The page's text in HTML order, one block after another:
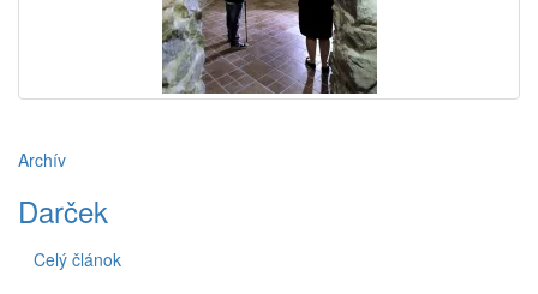
Archív
Darček
Celý článok